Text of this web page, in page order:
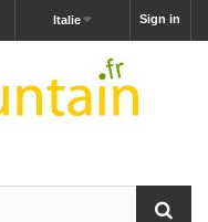
Sign in
Italie